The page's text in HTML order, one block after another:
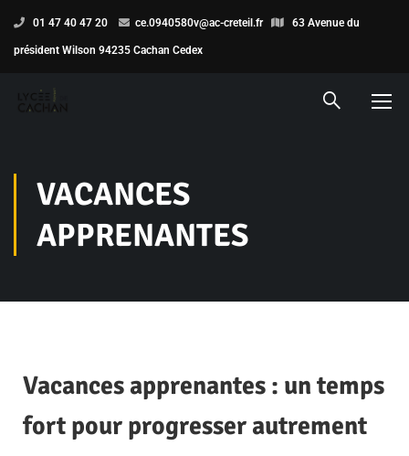
01 47 40 47 20 ce.0940580v@ac-creteil.fr 63 Avenue du
président Wilson 94235 Cachan Cedex
VACANCES
APPRENANTES
Vacances apprenantes : un temps
fort pour progresser autrement